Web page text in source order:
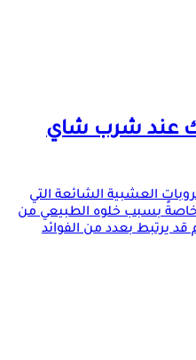
عند شرب شاي
العشبية الشائعة التي
خاصةً بسبب خلوه الطبيعي من
قد يرتبط بعدد من الفوائد